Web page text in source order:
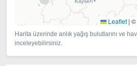
Leaflet | ©
Harita üzerinde anlık yağış bulutlarını ve
inceleyebilirsiniz.